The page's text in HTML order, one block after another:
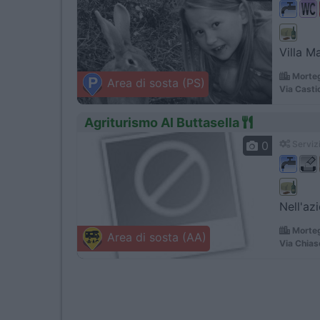
Area di sosta (PS)
Villa
Via
Agriturismo Al Buttasella
Area di sosta (AA)
0
Via